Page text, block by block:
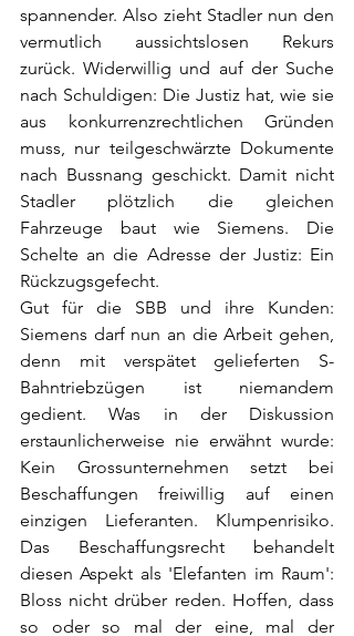
spannender. Also zieht Stadler nun den
vermutlich aussichtslosen Rekurs
zurück. Widerwillig und auf der Suche
nach Schuldigen: Die Justiz hat, wie sie
aus konkurrenzrechtlichen Gründen
muss, nur teilgeschwärzte Dokumente
nach Bussnang geschickt. Damit nicht
Stadler plötzlich die gleichen
Fahrzeuge baut wie Siemens. Die
Schelte an die Adresse der Justiz: Ein
Rückzugsgefecht.
Gut für die SBB und ihre Kunden:
Siemens darf nun an die Arbeit gehen,
denn mit verspätet gelieferten S-
Bahntriebzügen ist niemandem
gedient. Was in der Diskussion
erstaunlicherweise nie erwähnt wurde:
Kein Grossunternehmen setzt bei
Beschaffungen freiwillig auf einen
einzigen Lieferanten. Klumpenrisiko.
Das Beschaffungsrecht behandelt
diesen Aspekt als 'Elefanten im Raum':
Bloss nicht drüber reden. Hoffen, dass
so oder so mal der eine, mal der